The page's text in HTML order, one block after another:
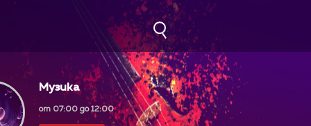
Музика
от 07:00 до 12:00